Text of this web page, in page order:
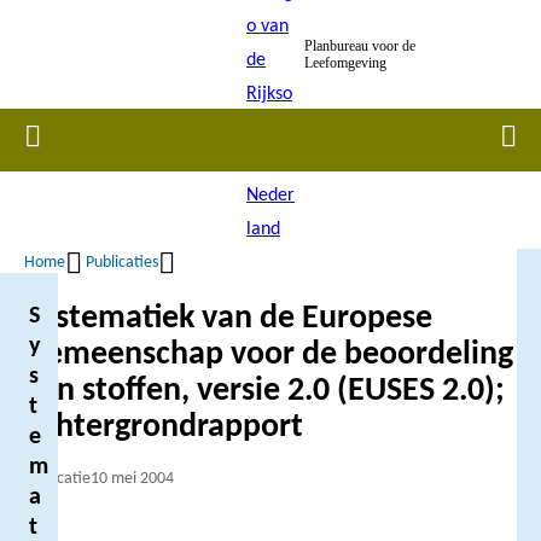
inhoud
Planbureau voor de
Leefomgeving
Home
Kruimelpad
Home Publicaties
Systematiek van de Europese
Gemeenschap voor de beoordeling
van stoffen, versie 2.0 (EUSES 2.0);
achtergrondrapport
Publicatie10 mei 2004
S
y
s
t
e
m
a
t